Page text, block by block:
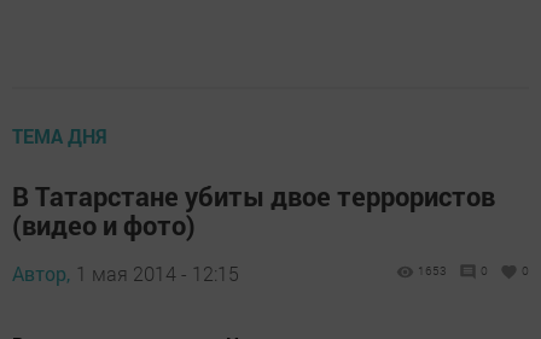
ТЕМА ДНЯ
В Татарстане убиты двое террористов
(видео и фото)
Автор, 1 мая 2014 - 12:15 1653 0 0